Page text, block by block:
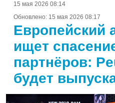
15 мая 2026 08:14
Обновлено: 15 мая 2026 08:17
Европейский
ищет
партнёров:
будет